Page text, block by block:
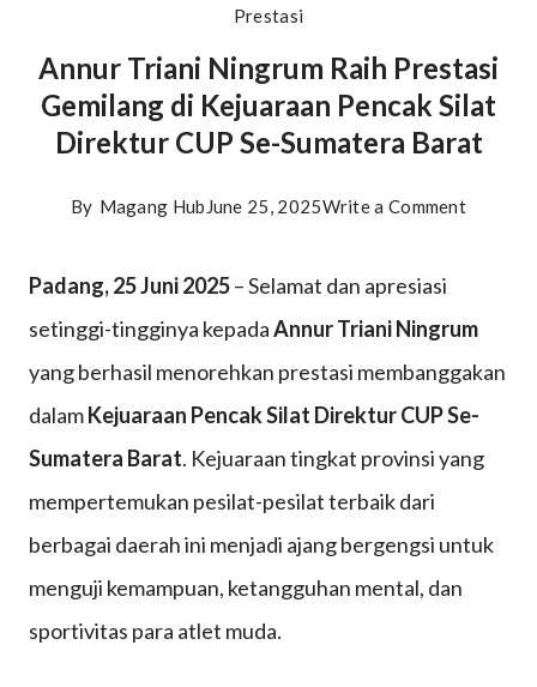
Prestasi
Annur Triani Ningrum Raih Prestasi
Gemilang di Kejuaraan Pencak Silat
Direktur CUP Se-Sumatera Barat
By Magang Hub June 25, 2025Write a Commenton
Ningrum
Raih
Prestasi
Padang, 25 Juni 2025– Selamat dan apresiasi
setinggi-tingginya kepadaAnnur Triani Ningrum
yang berhasil menorehkan prestasi membanggakan
dalamKejuaraan Pencak Silat Direktur CUP Se-
Sumatera Barat. Kejuaraan tingkat provinsi yang
mempertemukan pesilat-pesilat terbaik dari
berbagai daerah ini menjadi ajang bergengsi untuk
menguji kemampuan, ketangguhan mental, dan
sportivitas para atlet muda.